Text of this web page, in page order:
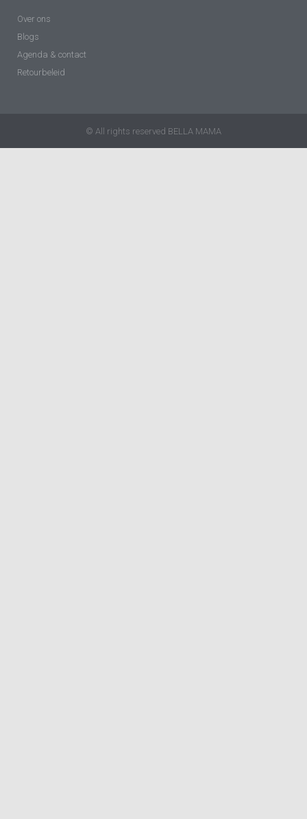
Over ons
Blogs
Agenda & contact
Retourbeleid
© All rights reserved BELLA MAMA